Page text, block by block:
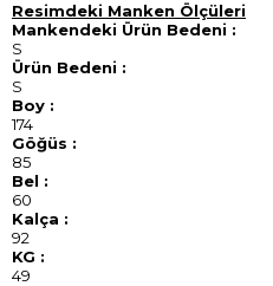
Resimdeki Manken Ölçüleri
Mankendeki Ürün Bedeni :
S
Ürün Bedeni :
S
Boy :
174
Göğüs :
85
Bel :
60
Kalça :
92
KG :
49